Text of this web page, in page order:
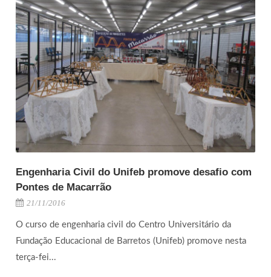
Engenharia Civil do Unifeb promove desafio com
Pontes de Macarrão
21/11/2016
O curso de engenharia civil do Centro Universitário da
Fundação Educacional de Barretos (Unifeb) promove nesta
terça-fei...